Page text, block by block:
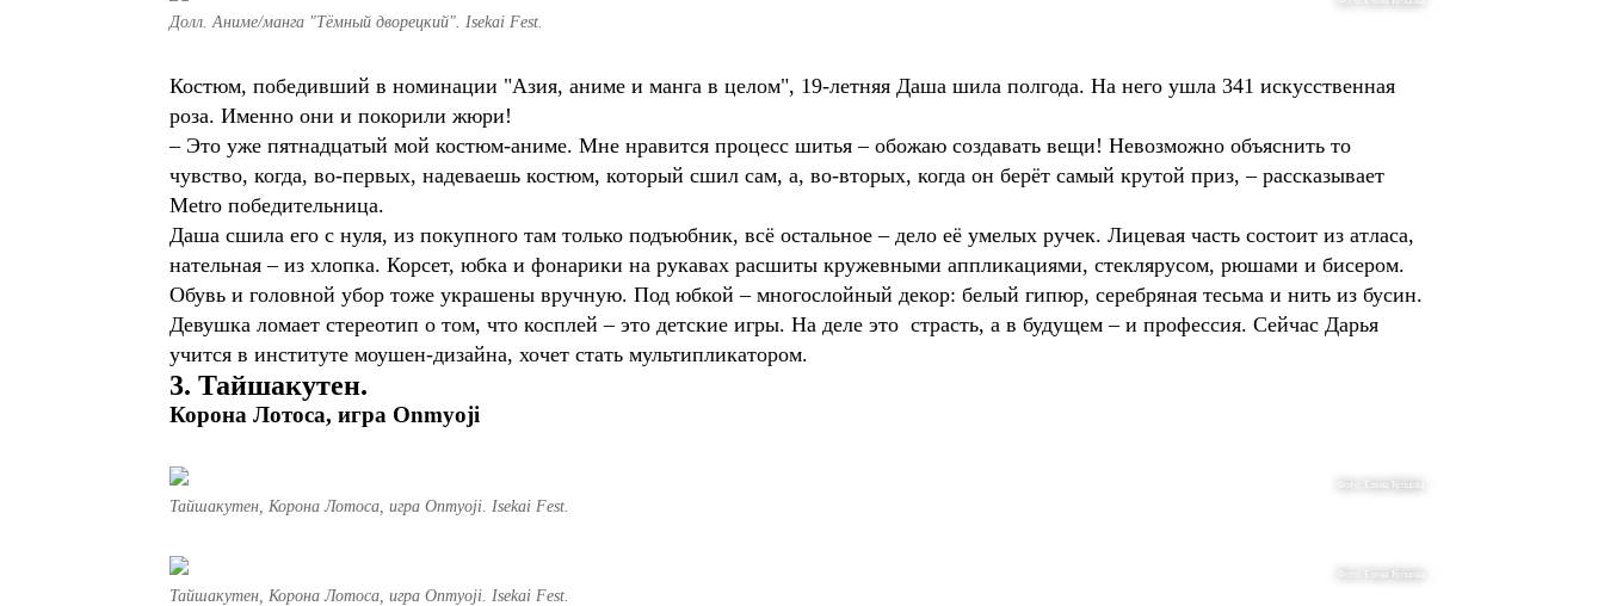
Долл. Аниме/манга "Тёмный дворецкий". Isekai Fest.
Костюм, победивший в номинации "Азия, аниме и манга в целом", 19-летняя Даша шила полгода. На него ушла 341 искусственная
роза. Именно они и покорили жюри!
– Это уже пятнадцатый мой костюм-аниме. Мне нравится процесс шитья – обожаю создавать вещи! Невозможно объяснить то
чувство, когда, во-первых, надеваешь костюм, который сшил сам, а, во-вторых, когда он берёт самый крутой приз, – рассказывает
Metro победительница.
Даша сшила его с нуля, из покупного там только подъюбник, всё остальное – дело её умелых ручек. Лицевая часть состоит из атласа,
нательная – из хлопка. Корсет, юбка и фонарики на рукавах расшиты кружевными аппликациями, стеклярусом, рюшами и бисером.
Обувь и головной убор тоже украшены вручную. Под юбкой – многослойный декор: белый гипюр, серебряная тесьма и нить из бусин.
Девушка ломает стереотип о том, что косплей – это детские игры. На деле это страсть, а в будущем – и профессия. Сейчас Дарья
учится в институте моушен-дизайна, хочет стать мультипликатором.
3. Тайшакутен.
Корона Лотоса, игра Onmyoji
Фото: Елена Купцова
Тайшакутен, Корона Лотоса, игра Onmyoji. Isekai Fest.
Фото: Елена Купцова
Тайшакутен, Корона Лотоса, игра Onmyoji. Isekai Fest.